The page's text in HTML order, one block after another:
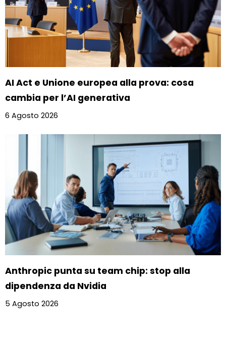
AI Act e Unione europea alla prova: cosa
cambia per l’AI generativa
6 Agosto 2026
Anthropic punta su team chip: stop alla
dipendenza da Nvidia
5 Agosto 2026